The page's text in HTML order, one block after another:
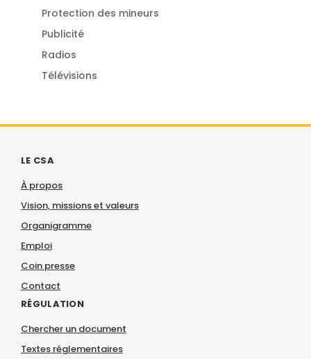
Protection des mineurs
Publicité
Radios
Télévisions
LE CSA
À propos
Vision, missions et valeurs
Organigramme
Emploi
Coin presse
Contact
RÉGULATION
Chercher un document
Textes réglementaires